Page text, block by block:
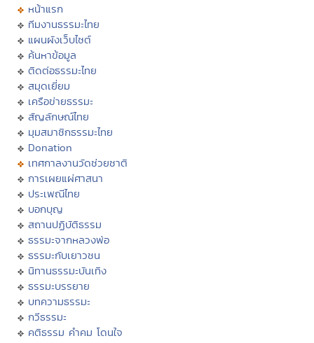
หน้าแรก
ทีมงานธรรมะไทย
แผนผังเว็บไซต์
ค้นหาข้อมูล
ติดต่อธรรมะไทย
สมุดเยี่ยม
เครือข่ายธรรมะ
สัญลักษณ์ไทย
มุมสมาชิกธรรมะไทย
Donation
เทศกาลงานวัดช่วยชาติ
การเผยแผ่ศาสนา
ประเพณีไทย
บอกบุญ
สถานปฏิบัติธรรม
ธรรมะจากหลวงพ่อ
ธรรมะกับเยาวชน
นิทานธรรมะบันเทิง
ธรรมะบรรยาย
บทความธรรมะ
กวีธรรมะ
คติธรรม คำคม โดนใจ